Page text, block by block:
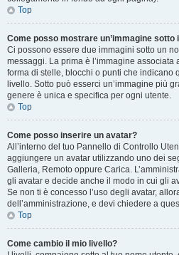
Top
Come posso mostrare un’immagine sotto
Ci possono essere due immagini sotto un
messaggi. La prima è l’immagine
forma di stelle, blocchi o punti che indicano
livello. Sotto può esserci un’immagine più
genere è unica e specifica per ogni utente.
Top
Come posso inserire un avatar?
All’interno del tuo Pannello di Controllo
aggiungere un avatar utilizzando uno dei
Galleria, Remoto oppure Carica.
gli avatar e decide anche il modo in cui gli
Se non ti è concesso l’uso degli avatar,
dell’amministrazione, e devi chiedere a
Top
Come cambio il mio livello?